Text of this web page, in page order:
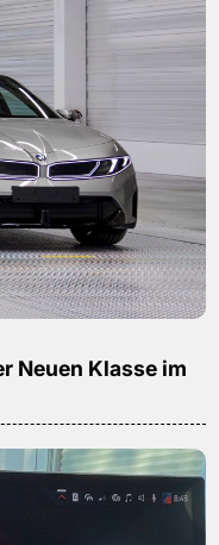
Neuen Klasse im